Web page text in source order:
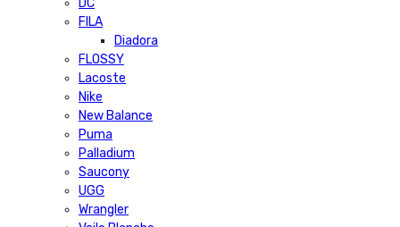
DC
FILA
Diadora
FLOSSY
Lacoste
Nike
New Balance
Puma
Palladium
Saucony
UGG
Wrangler